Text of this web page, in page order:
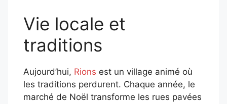
Vie locale et
traditions
Aujourd’hui, Rions est un village animé où
les traditions perdurent. Chaque année, le
marché de Noël transforme les rues pavées